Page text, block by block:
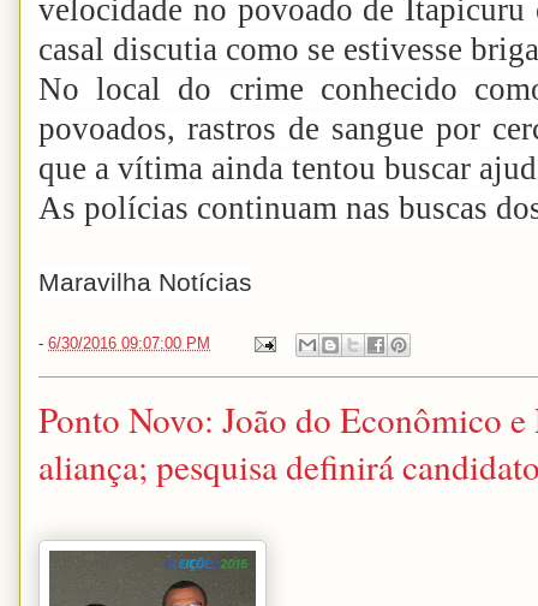
velocidade no povoado de
casal discutia como se estivesse
No local do crime conhecido
povoados, rastros de sangue por
que a vítima ainda tentou buscar
As polícias continuam nas buscas
Maravilha Notícias
- 6/30/2016 09:07:00 PM
Ponto Novo: João do Econômico
aliança; pesquisa definirá